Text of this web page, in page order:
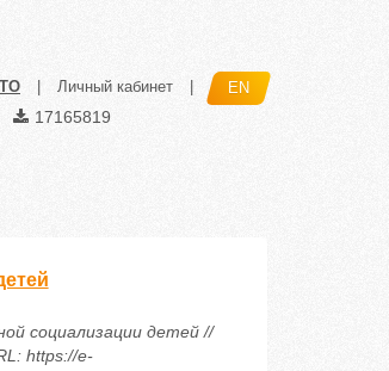
Личный кабинет EN
17165819
социализации детей //
https://e-